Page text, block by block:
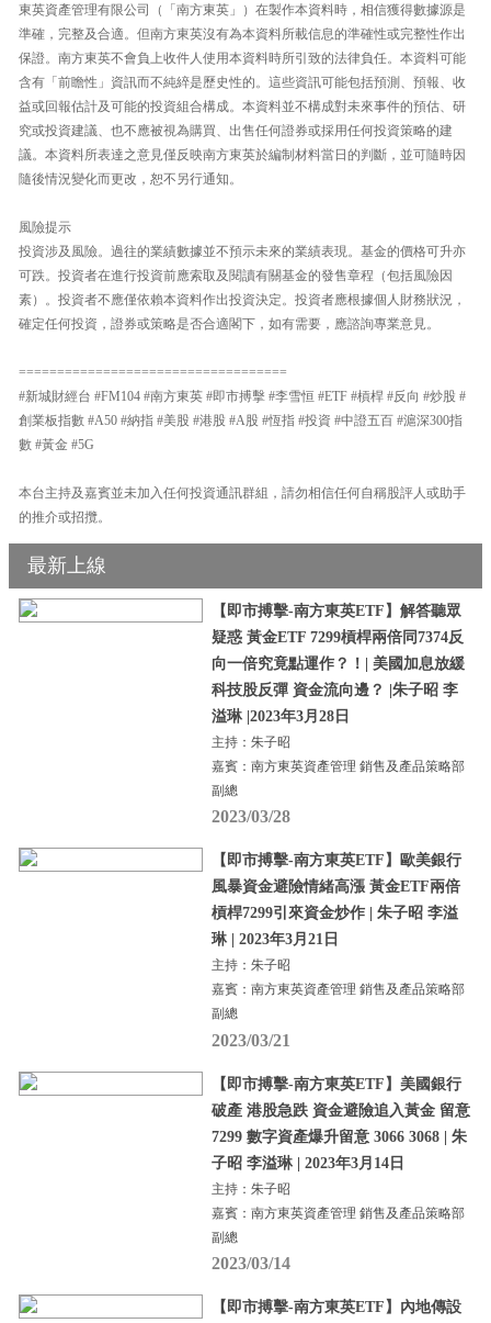
東英資產管理有限公司（「南方東英」）在製作本資料時，相信獲得數據源是
準確，完整及合適。但南方東英沒有為本資料所載信息的準確性或完整性作出
保證。南方東英不會負上收件人使用本資料時所引致的法律負任。本資料可能
含有「前瞻性」資訊而不純綷是歷史性的。這些資訊可能包括預測、預報、收
益或回報估計及可能的投資組合構成。本資料並不構成對未來事件的預估、研
究或投資建議、也不應被視為購買、出售任何證券或採用任何投資策略的建
議。本資料所表達之意見僅反映南方東英於編制材料當日的判斷，並可隨時因
隨後情況變化而更改，恕不另行通知。
風險提示
投資涉及風險。過往的業績數據並不預示未來的業績表現。基金的價格可升亦
可跌。投資者在進行投資前應索取及閱讀有關基金的發售章程（包括風險因
素）。投資者不應僅依賴本資料作出投資決定。投資者應根據個人財務狀況，
確定任何投資，證券或策略是否合適閣下，如有需要，應諮詢專業意見。
===================================
#新城財經台 #FM104 #南方東英 #即市搏擊 #李雪恒 #ETF #槓桿 #反向 #炒股 #
創業板指數 #A50 #納指 #美股 #港股 #A股 #恆指 #投資 #中證五百 #滬深300指
數 #黃金 #5G
本台主持及嘉賓並未加入任何投資通訊群組，請勿相信任何自稱股評人或助手
的推介或招攬。
最新上線
【即市搏擊-南方東英ETF】解答聽眾
疑惑 黃金ETF 7299槓桿兩倍同7374反
向一倍究竟點運作？！| 美國加息放緩
科技股反彈 資金流向邊？ |朱子昭 李
溢琳 |2023年3月28日
主持：朱子昭
嘉賓：南方東英資產管理 銷售及產品策略部
副總
2023/03/28
【即市搏擊-南方東英ETF】歐美銀行
風暴資金避險情緒高漲 黃金ETF兩倍
槓桿7299引來資金炒作 | 朱子昭 李溢
琳 | 2023年3月21日
主持：朱子昭
嘉賓：南方東英資產管理 銷售及產品策略部
副總
2023/03/21
【即市搏擊-南方東英ETF】美國銀行
破產 港股急跌 資金避險追入黃金 留意
7299 數字資產爆升留意 3066 3068 | 朱
子昭 李溢琳 | 2023年3月14日
主持：朱子昭
嘉賓：南方東英資產管理 銷售及產品策略部
副總
2023/03/14
【即市搏擊-南方東英ETF】內地傳設